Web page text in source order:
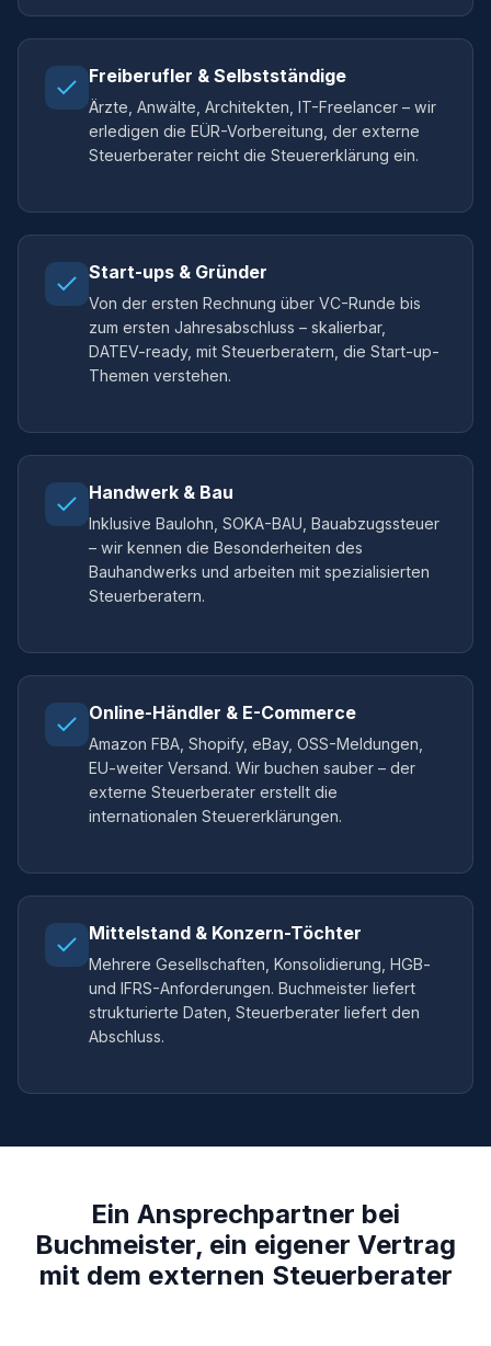
Freiberufler & Selbstständige
Ärzte, Anwälte, Architekten, IT-Freelancer – wir
erledigen die EÜR-Vorbereitung, der externe
Steuerberater reicht die Steuererklärung ein.
Start-ups & Gründer
Von der ersten Rechnung über VC-Runde bis
zum ersten Jahresabschluss – skalierbar,
DATEV-ready, mit Steuerberatern, die Start-up-
Themen verstehen.
Handwerk & Bau
Inklusive Baulohn, SOKA-BAU, Bauabzugssteuer
– wir kennen die Besonderheiten des
Bauhandwerks und arbeiten mit spezialisierten
Steuerberatern.
Online-Händler & E-Commerce
Amazon FBA, Shopify, eBay, OSS-Meldungen,
EU-weiter Versand. Wir buchen sauber – der
externe Steuerberater erstellt die
internationalen Steuererklärungen.
Mittelstand & Konzern-Töchter
Mehrere Gesellschaften, Konsolidierung, HGB-
und IFRS-Anforderungen. Buchmeister liefert
strukturierte Daten, Steuerberater liefert den
Abschluss.
Ein Ansprechpartner bei
Buchmeister, ein eigener Vertrag
mit dem externen Steuerberater